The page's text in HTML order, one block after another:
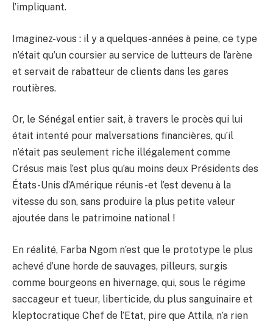
l’impliquant.
Imaginez-vous : il y a quelques-années à peine, ce type
n’était qu’un coursier au service de lutteurs de l’arène
et servait de rabatteur de clients dans les gares
routières.
Or, le Sénégal entier sait, à travers le procès qui lui
était intenté pour malversations financières, qu’il
n’était pas seulement riche illégalement comme
Crésus mais l’est plus qu’au moins deux Présidents des
États-Unis d’Amérique réunis -et l’est devenu à la
vitesse du son, sans produire la plus petite valeur
ajoutée dans le patrimoine national !
En réalité, Farba Ngom n’est que le prototype le plus
achevé d’une horde de sauvages, pilleurs, surgis
comme bourgeons en hivernage, qui, sous le régime
saccageur et tueur, liberticide, du plus sanguinaire et
kleptocratique Chef de l’Etat, pire que Attila, n’a rien